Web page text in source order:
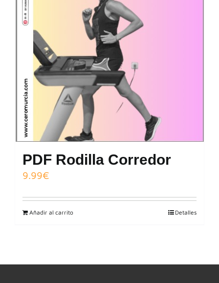
PDF Rodilla Corredor
9.99€
Añadir al carrito Detalles